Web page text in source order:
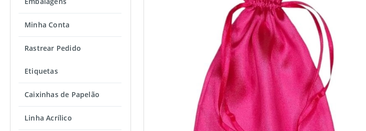
Minha Conta
Rastrear Pedido
Etiquetas
Caixinhas de Papelão
Linha Acrílico